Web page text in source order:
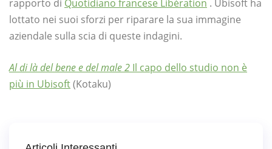
rapporto di Quotidiano francese Libération . Ubisoft ha
lottato nei suoi sforzi per riparare la sua immagine
aziendale sulla scia di queste indagini.
Al di là del bene e del male 2 Il capo dello studio non è
più in Ubisoft(Kotaku)